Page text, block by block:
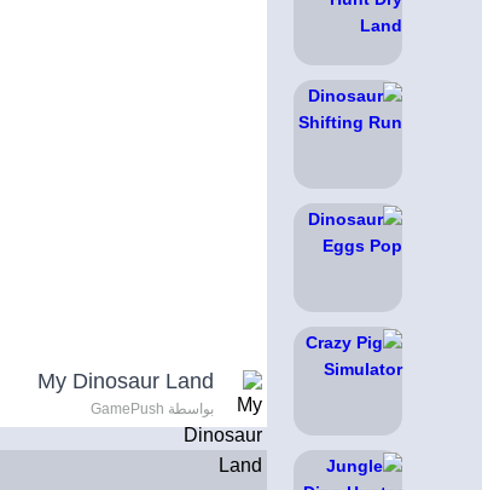
My Dinosaur Land
بواسطة GamePush